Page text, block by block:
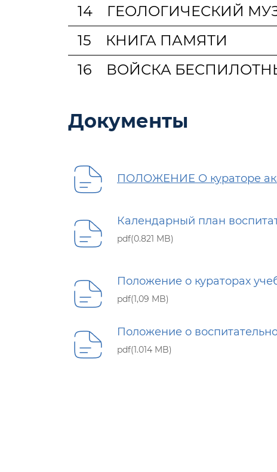
14 ГЕОЛОГИЧЕСКИЙ
15 КНИГА ПАМЯТИ
16 ВОЙСКА
Документы
ПОЛОЖЕНИЕ О кураторе
Календарный план
pdf(0.821 MB)
Положение о кураторах
pdf(1,09 MB)
Положение о
pdf(1.014 MB)